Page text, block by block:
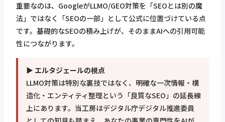
重要なのは、GoogleがLLMO/GEO対策を「SEOとは別の魔
法」ではなく「SEOの一部」として公式に位置づけている点
です。基礎的なSEOの積み上げが、そのままAIへの引用可能
性につながります。
▶ エルタジェールの視点
LLMO対策は特別な裏技ではなく、明確な一次情報・構
造化・エンティティ整理という「良質なSEO」の延長線
上にあります。当工房はデジタル庁デジタル推進委員